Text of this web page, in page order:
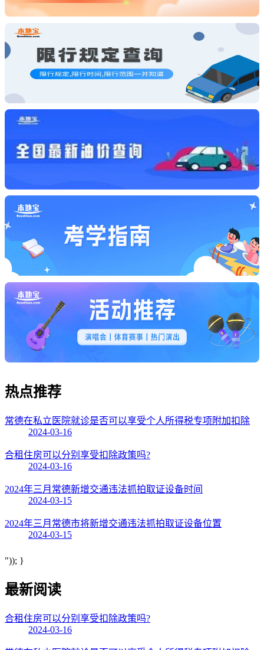
热点推荐
常德在私立医院就诊是否可以享受个人所得税专项附加扣除
2024-03-16
合租住房可以分别享受扣除政策吗?
2024-03-16
2024年三月常德新增交通违法抓拍取证设备时间
2024-03-15
2024年三月常德市将新增交通违法抓拍取证设备位置
2024-03-15
")); }
最新阅读
合租住房可以分别享受扣除政策吗?
2024-03-16